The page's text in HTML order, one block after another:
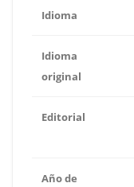
Idioma
Idioma
original
Editorial
Año de